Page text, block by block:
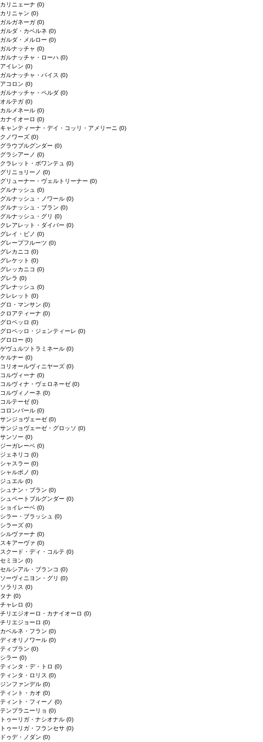
カリニェーナ (0)
カリニャン (0)
ガルガネーガ (0)
ガルダ・カベルネ (0)
ガルダ・メルロー (0)
ガルナッチャ (0)
ガルナッチャ・ローハ (0)
アイレン (0)
ガルナッチャ・パイス (0)
アコロン (0)
ガルナッチャ・ペルダ (0)
オルテガ (0)
カルメネール (0)
カナイオーロ (0)
キャンティーナ・デイ・コッリ・アメリーニ (0)
クノワーズ (0)
グラウブルグンダー (0)
グラシアーノ (0)
クラレット・ボワンテュ (0)
グリニョリーノ (0)
グリューナー・ヴェルトリーナー (0)
グルナッシュ (0)
グルナッシュ・ノワール (0)
グルナッシュ・ブラン (0)
グルナッシュ・グリ (0)
クレアレット・ダイバー (0)
グレイ・ピノ (0)
グレープフルーツ (0)
グレカニコ (0)
グレケット (0)
グレッカニコ (0)
グレラ (0)
グレナッシュ (0)
クレレット (0)
グロ・マンサン (0)
クロアティーナ (0)
グロペッロ (0)
グロペッロ・ジェンティーレ (0)
グロロー (0)
ゲヴュルツトラミネール (0)
ケルナー (0)
コリオールヴィニヤーズ (0)
コルヴィーナ (0)
コルヴィナ・ヴェロネーゼ (0)
コルヴィノーネ (0)
コルテーゼ (0)
コロンバール (0)
サンジョヴェーゼ (0)
サンジョヴェーゼ・グロッソ (0)
サンソー (0)
ジーガレーベ (0)
ジェネリコ (0)
シャスラー (0)
シャルボノ (0)
ジュエル (0)
シュナン・ブラン (0)
シュペートブルグンダー (0)
ショイレーベ (0)
シラー・ブラッシュ (0)
シラーズ (0)
シルヴァーナ (0)
スキアーヴァ (0)
スクード・ディ・コルテ (0)
セミヨン (0)
セルシアル・ブランコ (0)
ソーヴィニヨン・グリ (0)
ソラリス (0)
タナ (0)
チャレロ (0)
チリエジオーロ・カナイオーロ (0)
チリエジョーロ (0)
カベルネ・フラン (0)
ディオリノワール (0)
ティブラン (0)
シラー (0)
ティンタ・デ・トロ (0)
ティンタ・ロリス (0)
ジンファンデル (0)
ティント・カオ (0)
ティント・フィーノ (0)
テンプラニーリョ (0)
トゥーリガ・ナシオナル (0)
トゥーリガ・フランセサ (0)
ドゥデ・ノダン (0)